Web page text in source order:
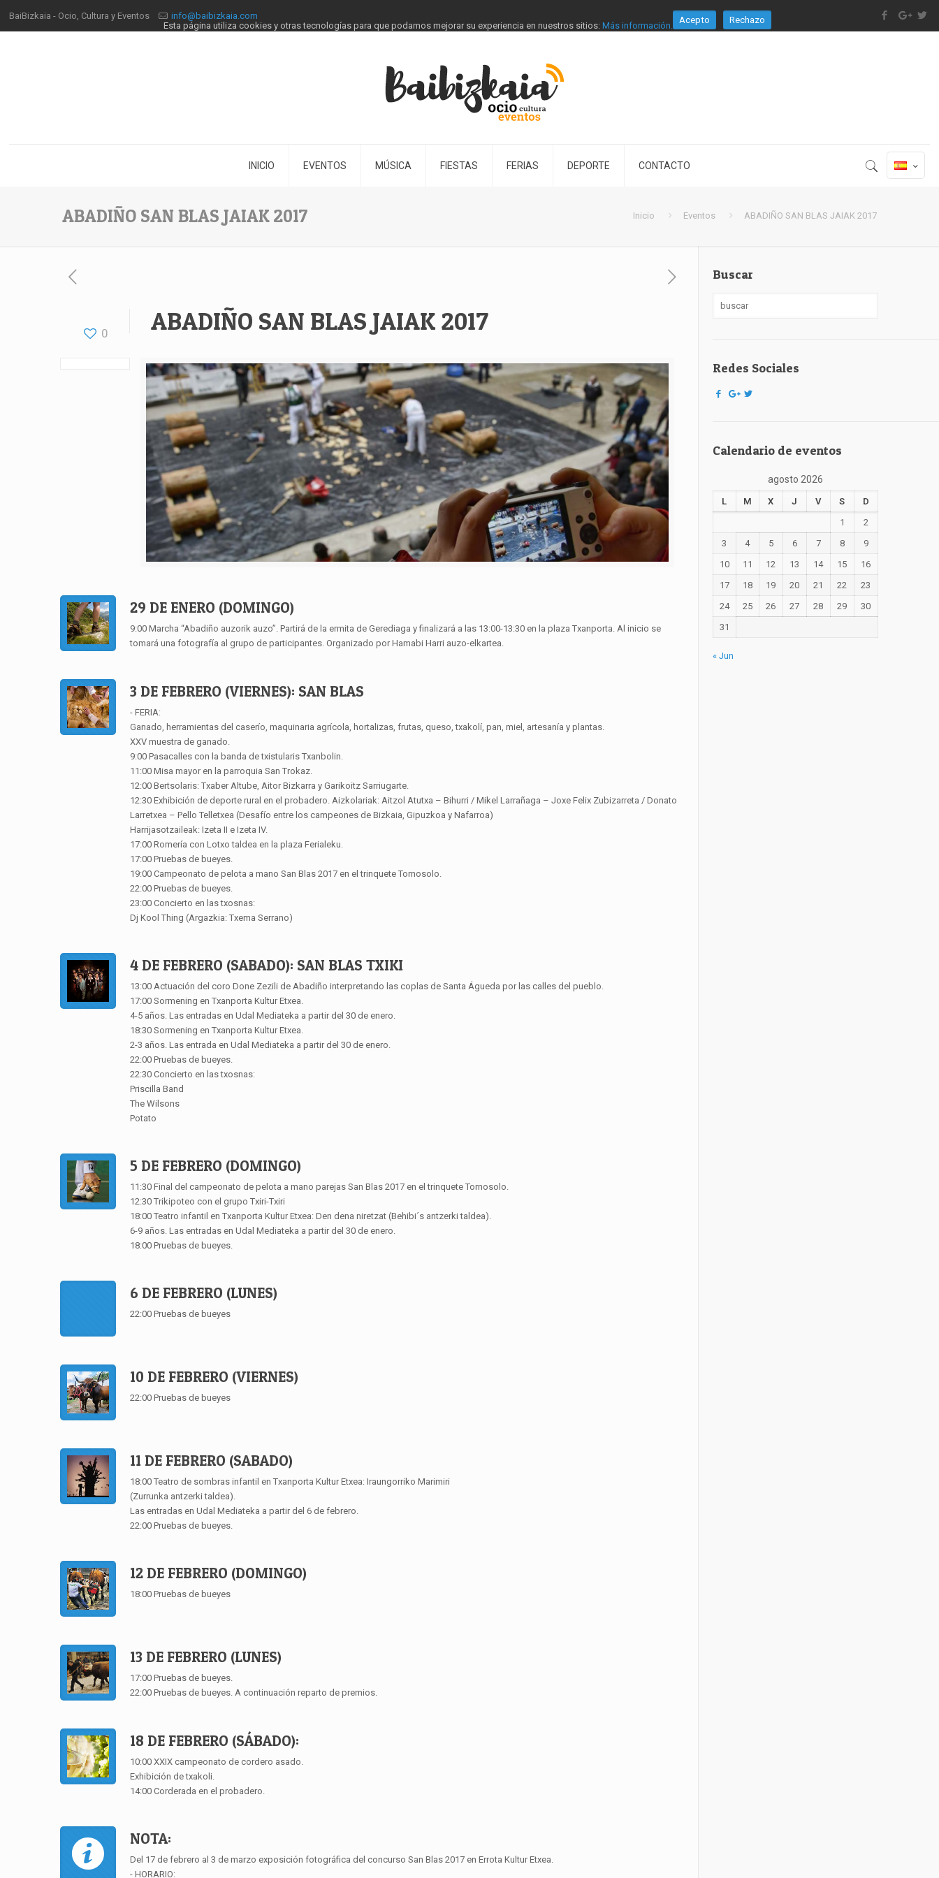
BaiBizkaia - Ocio, Cultura y Eventos info@baibizkaia.com
INICIO EVENTOS MÚSICA FIESTAS FERIAS DEPORTE CONTACTO
ABADIÑO SAN BLAS JAIAK 2017 Inicio Eventos ABADIÑO SAN BLAS JAIAK 2017
0 ABADIÑO SAN BLAS JAIAK 2017
29 DE ENERO (DOMINGO)
9:00 Marcha “Abadiño auzorik auzo”. Partirá de la ermita de Gerediaga y finalizará a las 13:00-13:30 en la plaza Txanporta. Al inicio se
tomará una fotografía al grupo de participantes. Organizado por Hamabi Harri auzo-elkartea.
3 DE FEBRERO (VIERNES): SAN BLAS
- FERIA:
Ganado, herramientas del caserío, maquinaria agrícola, hortalizas, frutas, queso, txakolí, pan, miel, artesanía y plantas.
XXV muestra de ganado.
9:00 Pasacalles con la banda de txistularis Txanbolin.
11:00 Misa mayor en la parroquia San Trokaz.
12:00 Bertsolaris: Txaber Altube, Aitor Bizkarra y Garikoitz Sarriugarte.
12:30 Exhibición de deporte rural en el probadero. Aizkolariak: Aitzol Atutxa – Bihurri / Mikel Larrañaga – Joxe Felix Zubizarreta / Donato
Larretxea – Pello Telletxea (Desafío entre los campeones de Bizkaia, Gipuzkoa y Nafarroa)
Harrijasotzaileak: Izeta II e Izeta IV.
17:00 Romería con Lotxo taldea en la plaza Ferialeku.
17:00 Pruebas de bueyes.
19:00 Campeonato de pelota a mano San Blas 2017 en el trinquete Tornosolo.
22:00 Pruebas de bueyes.
23:00 Concierto en las txosnas:
Dj Kool Thing (Argazkia: Txema Serrano)
4 DE FEBRERO (SABADO): SAN BLAS TXIKI
13:00 Actuación del coro Done Zezili de Abadiño interpretando las coplas de Santa Águeda por las calles del pueblo.
17:00 Sormening en Txanporta Kultur Etxea.
4-5 años. Las entradas en Udal Mediateka a partir del 30 de enero.
18:30 Sormening en Txanporta Kultur Etxea.
2-3 años. Las entrada en Udal Mediateka a partir del 30 de enero.
22:00 Pruebas de bueyes.
22:30 Concierto en las txosnas:
Priscilla Band
The Wilsons
Potato
5 DE FEBRERO (DOMINGO)
11:30 Final del campeonato de pelota a mano parejas San Blas 2017 en el trinquete Tornosolo.
12:30 Trikipoteo con el grupo Txiri-Txiri
18:00 Teatro infantil en Txanporta Kultur Etxea: Den dena niretzat (Behibi´s antzerki taldea).
6-9 años. Las entradas en Udal Mediateka a partir del 30 de enero.
18:00 Pruebas de bueyes.
6 DE FEBRERO (LUNES)
22:00 Pruebas de bueyes
10 DE FEBRERO (VIERNES)
22:00 Pruebas de bueyes
11 DE FEBRERO (SABADO)
18:00 Teatro de sombras infantil en Txanporta Kultur Etxea: Iraungorriko Marimiri
(Zurrunka antzerki taldea).
Las entradas en Udal Mediateka a partir del 6 de febrero.
22:00 Pruebas de bueyes.
12 DE FEBRERO (DOMINGO)
18:00 Pruebas de bueyes
13 DE FEBRERO (LUNES)
17:00 Pruebas de bueyes.
22:00 Pruebas de bueyes. A continuación reparto de premios.
18 DE FEBRERO (SÁBADO):
10:00 XXIX campeonato de cordero asado.
Exhibición de txakoli.
14:00 Corderada en el probadero.
NOTA:
Del 17 de febrero al 3 de marzo exposición fotográfica del concurso San Blas 2017 en Errota Kultur Etxea.
- HORARIO:
Buscar
Redes Sociales
Calendario de eventos
agosto 2026
L M X J V S
D
1
2
3
4 5 6 7 8
9
10
11 12 13 14 15
16
17
18 19 20 21 22
23
24
25 26 27 28 29
30
31
« Jun
Esta página utiliza cookies y otras tecnologías para que podamos mejorar su experiencia en nuestros sitios: Más información. Acepto Rechazo